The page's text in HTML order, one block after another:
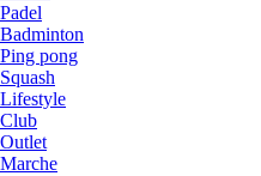
Padel
Badminton
Ping pong
Squash
Lifestyle
Club
Outlet
Marche